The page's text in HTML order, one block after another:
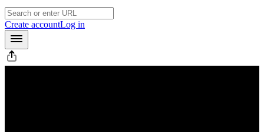
Create accountLog in